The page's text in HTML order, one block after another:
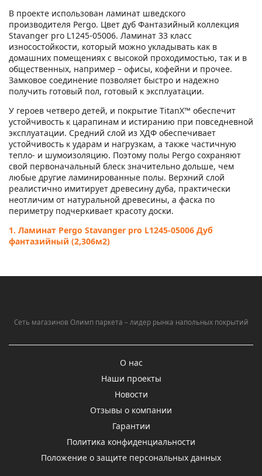
В проекте использован ламинат шведского
производителя Pergo. Цвет дуб Фантазийный коллекция
Stavanger pro L1245-05006. Ламинат 33 класс
износостойкости, который можно укладывать как в
домашних помещениях с высокой проходимостью, так и в
общественных, например – офисы, кофейни и прочее.
Замковое соединение позволяет быстро и надежно
получить готовый пол, готовый к эксплуатации.
У героев четверо детей, и покрытие TitanX™ обеспечит
устойчивость к царапинам и истиранию при повседневной
эксплуатации. Средний слой из ХДФ обеспечивает
устойчивость к ударам и нагрузкам, а также частичную
тепло- и шумоизоляцию. Поэтому полы Pergo сохраняют
свой первоначальный блеск значительно дольше, чем
любые другие ламинированные полы. Верхний слой
реалистично имитирует древесину дуба, практически
неотличим от натуральной древесины, а фаска по
периметру подчеркивает красоту доски.
1. Ламинат Pergo Stavanger pro L1245-05006 Дуб
фантазийный (2,306м2)
Сеть магазинов Олимп паркета – лидер рынка напольных покрытий
О нас
Наши проекты
Новости
Отзывы о компании
Гарантии
Политика конфиденциальности
Положение о защите персональных данных